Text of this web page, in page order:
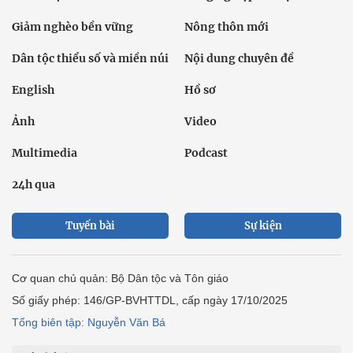
Giảm nghèo bền vững Nông thôn mới
Dân tộc thiểu số và miền núi Nội dung chuyên đề
English Hồ sơ
Ảnh Video
Multimedia Podcast
24h qua
Tuyến bài Sự kiện
Cơ quan chủ quản: Bộ Dân tộc và Tôn giáo
Số giấy phép: 146/GP-BVHTTDL, cấp ngày 17/10/2025
Tổng biên tập: Nguyễn Văn Bá